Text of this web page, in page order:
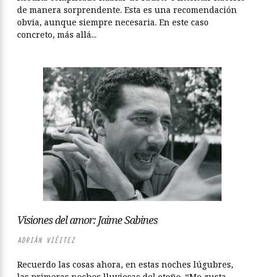
de manera sorprendente. Esta es una recomendación
obvia, aunque siempre necesaria. En este caso
concreto, más allá...
Visiones del amor: Jaime Sabines
ADRIÁN VIÉITEZ
Recuerdo las cosas ahora, en estas noches lúgubres,